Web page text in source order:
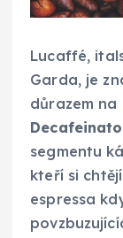
Lucaffé,
Garda, je
důrazem na
segmentu
kteří si
espressa